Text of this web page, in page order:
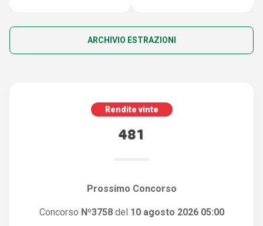
ARCHIVIO ESTRAZIONI
Rendite vinte
481
Prossimo Concorso
Concorso Nº3758del 10 agosto 2026 05:00